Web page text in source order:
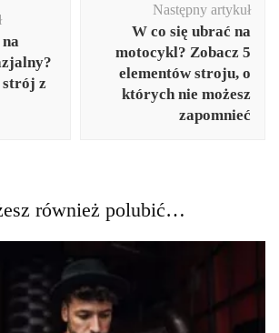
strój z
Następny artykuł
W co się ubrać na
motocykl? Zobacz 5
elementów stroju, o
których nie możesz
zapomnieć
również polubić…